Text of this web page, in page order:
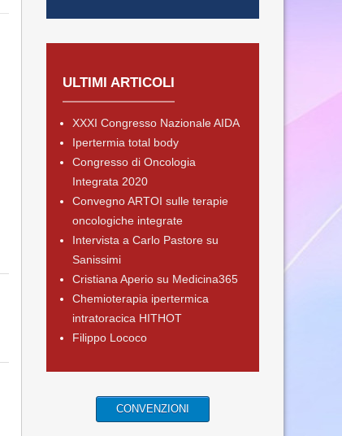
ULTIMI ARTICOLI
XXXI Congresso Nazionale AIDA
Ipertermia total body
Congresso di Oncologia
Integrata 2020
Convegno ARTOI sulle terapie
oncologiche integrate
Intervista a Carlo Pastore su
Sanissimi
Cristiana Aperio su Medicina365
Chemioterapia ipertermica
intratoracica HITHOT
Filippo Lococo
CONVENZIONI